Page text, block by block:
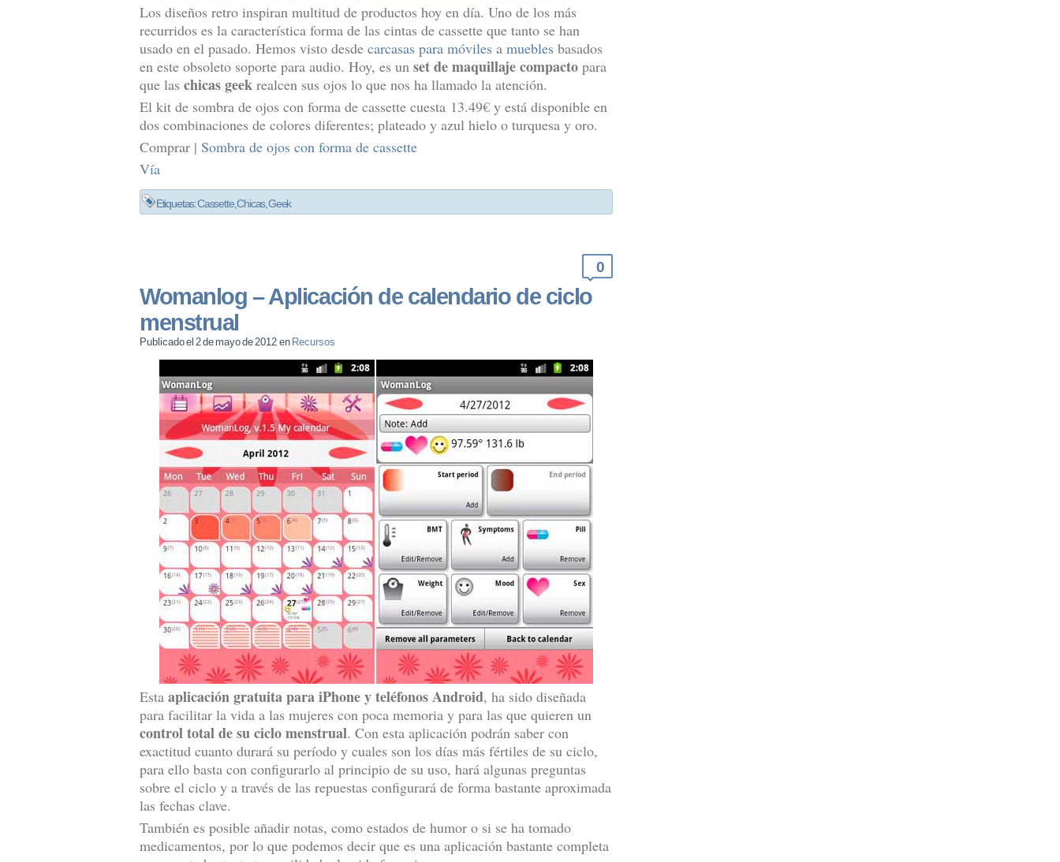
Los diseños retro inspiran multitud de productos hoy en día. Uno de los más
recurridos es la característica forma de las cintas de cassette que tanto se han
usado en el pasado. Hemos visto desde carcasas para móviles a muebles basados
en este obsoleto soporte para audio. Hoy, es un set de maquillaje compacto para
que las chicas geek realcen sus ojos lo que nos ha llamado la atención.
El kit de sombra de ojos con forma de cassette cuesta 13.49€ y está disponible en
dos combinaciones de colores diferentes; plateado y azul hielo o turquesa y oro.
Comprar | Sombra de ojos con forma de cassette
Vía
Etiquetas:Cassette,Chicas,Geek
0
Womanlog – Aplicación de calendario de ciclo
menstrual
Publicado el 2 de mayo de 2012 en Recursos
Esta aplicación gratuita para iPhone y teléfonos Android, ha sido diseñada
para facilitar la vida a las mujeres con poca memoria y para las que quieren un
control total de su ciclo menstrual. Con esta aplicación podrán saber con
exactitud cuanto durará su período y cuales son los días más fértiles de su ciclo,
para ello basta con configurarlo al principio de su uso, hará algunas preguntas
sobre el ciclo y a través de las repuestas configurará de forma bastante aproximada
las fechas clave.
También es posible añadir notas, como estados de humor o si se ha tomado
medicamentos, por lo que podemos decir que es una aplicación bastante completa